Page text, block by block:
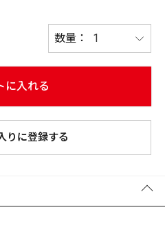
全て
に入れる
りに登録する